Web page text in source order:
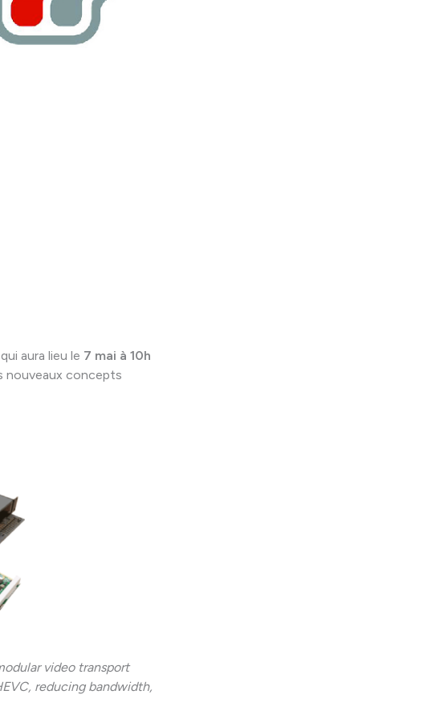
qui aura lieu le 7 mai à 10h
nouveaux concepts
video transport
reducing bandwidth,